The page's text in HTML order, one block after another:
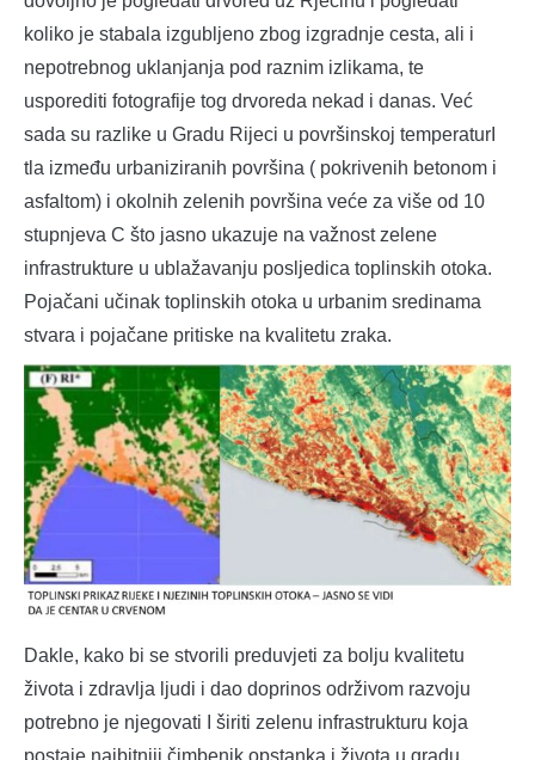
koliko je stabala izgubljeno zbog izgradnje cesta, ali i
nepotrebnog uklanjanja pod raznim izlikama, te
usporediti fotografije tog drvoreda nekad i danas. Već
sada su razlike u Gradu Rijeci u površinskoj temperaturI
tla između urbaniziranih površina ( pokrivenih betonom i
asfaltom) i okolnih zelenih površina veće za više od 10
stupnjeva C što jasno ukazuje na važnost zelene
infrastrukture u ublažavanju posljedica toplinskih otoka.
Pojačani učinak toplinskih otoka u urbanim sredinama
stvara i pojačane pritiske na kvalitetu zraka.
Dakle, kako bi se stvorili preduvjeti za bolju kvalitetu
života i zdravlja ljudi i dao doprinos održivom razvoju
potrebno je njegovati I širiti zelenu infrastrukturu koja